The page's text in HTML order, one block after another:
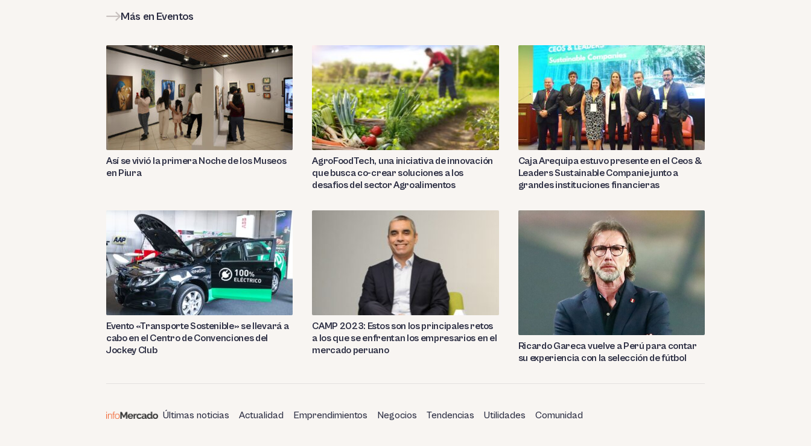
Más en Eventos
Así se vivió la primera Noche de los Museos
en Piura
AgroFoodTech, una iniciativa de innovación
que busca co-crear soluciones a los
desafios del sector Agroalimentos
Caja Arequipa estuvo presente en el Ceos &
Leaders Sustainable Companie junto a
grandes instituciones financieras
Evento «Transporte Sostenible» se llevará a
cabo en el Centro de Convenciones del
Jockey Club
CAMP 2023: Estos son los principales retos
a los que se enfrentan los empresarios en el
mercado peruano
Ricardo Gareca vuelve a Perú para contar
su experiencia con la selección de fútbol
Últimas noticias Actualidad Emprendimientos Negocios Tendencias Utilidades Comunidad